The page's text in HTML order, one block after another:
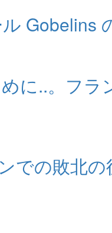
Gobelins
に..。フ
での敗北